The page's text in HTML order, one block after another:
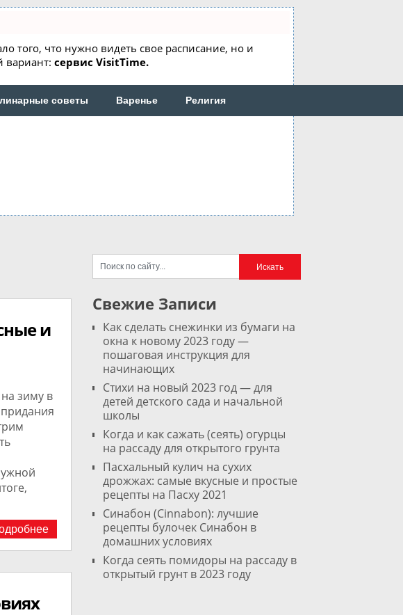
советы Варенье Религия
того, что нужно видеть свое расписание, но и
вариант: сервис VisitTime.
и
зиму в
Свежие Записи
Как сделать снежинки из бумаги на
окна к новому 2023 году —
пошаговая инструкция для
начинающих
Стихи на новый 2023 год — для
детей детского сада и начальной
школы
Когда и как сажать (сеять) огурцы
на рассаду для открытого грунта
Пасхальный кулич на сухих
дрожжах: самые вкусные и простые
рецепты на Пасху 2021
Cинабон (Cinnabon): лучшие
рецепты булочек Синабон в
домашних условиях
Когда сеять помидоры на рассаду в
открытый грунт в 2023 году